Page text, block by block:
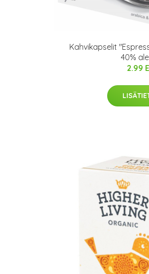
Kahvikapselit
40%
2.99